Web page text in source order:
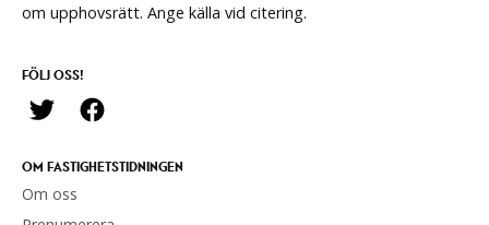
om upphovsrätt. Ange källa vid citering.
FÖLJ OSS!
OM FASTIGHETSTIDNINGEN
Om oss